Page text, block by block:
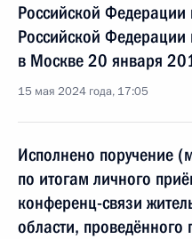
Российской
Российской Федерации
в Москве 20 января
15 мая 2024 года, 17:05
Исполнено поручение
по итогам личного
конференц-связи
области,